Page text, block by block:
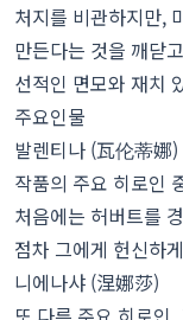
처지를 비관하지만,
만든다는 것을 깨닫
선적인 면모와 재치
주요인물
발렌티나 (瓦伦蒂娜)
작품의 주요 히로인
처음에는 허버트를
점차 그에게 헌신하
니에나샤 (涅娜莎)